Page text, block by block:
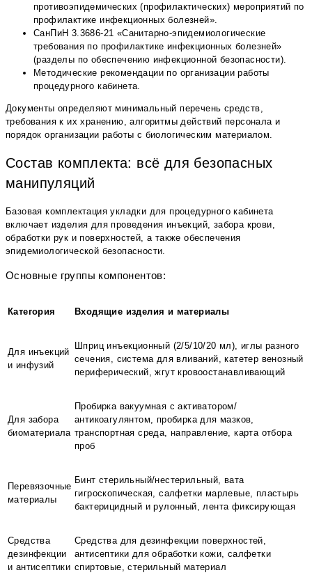
противоэпидемических (профилактических) мероприятий по
профилактике инфекционных болезней».
СанПиН 3.3686-21 «Санитарно-эпидемиологические
требования по профилактике инфекционных болезней»
(разделы по обеспечению инфекционной безопасности).
Методические рекомендации по организации работы
процедурного кабинета.
Документы определяют минимальный перечень средств,
требования к их хранению, алгоритмы действий персонала и
порядок организации работы с биологическим материалом.
Состав комплекта: всё для безопасных
манипуляций
Базовая комплектация укладки для процедурного кабинета
включает изделия для проведения инъекций, забора крови,
обработки рук и поверхностей, а также обеспечения
эпидемиологической безопасности.
Основные группы компонентов:
Категория Входящие изделия и материалы
Для инъекций
и инфузий
Шприц инъекционный (2/5/10/20 мл), иглы разного
сечения, система для вливаний, катетер венозный
периферический, жгут кровоостанавливающий
Для забора
биоматериала
Пробирка вакуумная с активатором/
антикоагулянтом, пробирка для мазков,
транспортная среда, направление, карта отбора
проб
Перевязочные
материалы
Бинт стерильный/нестерильный, вата
гигроскопическая, салфетки марлевые, пластырь
бактерицидный и рулонный, лента фиксирующая
Средства
дезинфекции
и антисептики
Средства для дезинфекции поверхностей,
антисептики для обработки кожи, салфетки
спиртовые, стерильный материал